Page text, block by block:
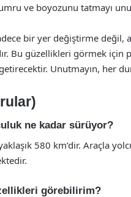
ve boyozunu tatmayı
bir yer değiştirme değil,
Bu güzellikleri görmek için
Unutmayın, her
ne kadar sürüyor?
580 km’dir. Araçla
görebilirim?